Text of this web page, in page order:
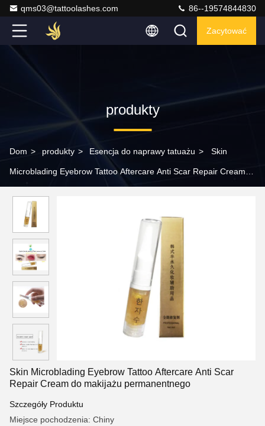
qms03@tattoolashes.com 86--19574844830
Zacytować
produkty
Dom > produkty > Esencja do naprawy tatuażu > Skin
Microblading Eyebrow Tattoo Aftercare Anti Scar Repair Cream
Skin Microblading Eyebrow Tattoo Aftercare Anti Scar
Repair Cream do makijażu permanentnego
Szczegóły Produktu
Miejsce pochodzenia: Chiny